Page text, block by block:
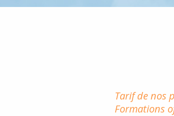
Tarif de nos
Formations